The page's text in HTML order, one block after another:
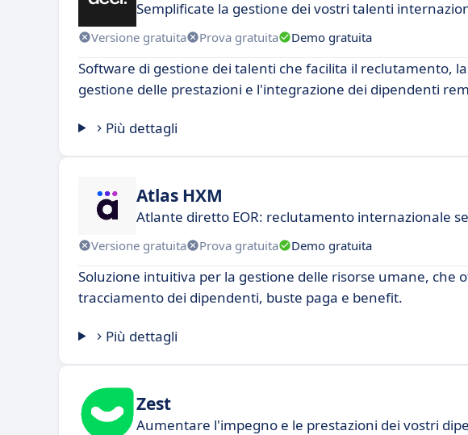
Semplificate la gestione dei vostri talenti
Versione gratuita Prova gratuita Demo gratuita
Software di gestione dei talenti che facilita il reclutamento, la
gestione delle prestazioni e l'integrazione dei dipendenti
Più dettagli
Atlas HXM
Atlante diretto EOR: reclutamento internazionale
Versione gratuita Prova gratuita Demo gratuita
Soluzione intuitiva per la gestione delle risorse umane, che
tracciamento dei dipendenti, buste paga e benefit.
Più dettagli
Zest
Aumentare l'impegno e le prestazioni dei vostri